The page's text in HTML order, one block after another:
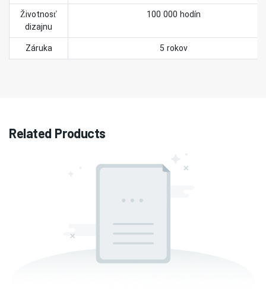
Životnosť
dizajnu
100 000 hodín
Záruka 5 rokov
Related Products